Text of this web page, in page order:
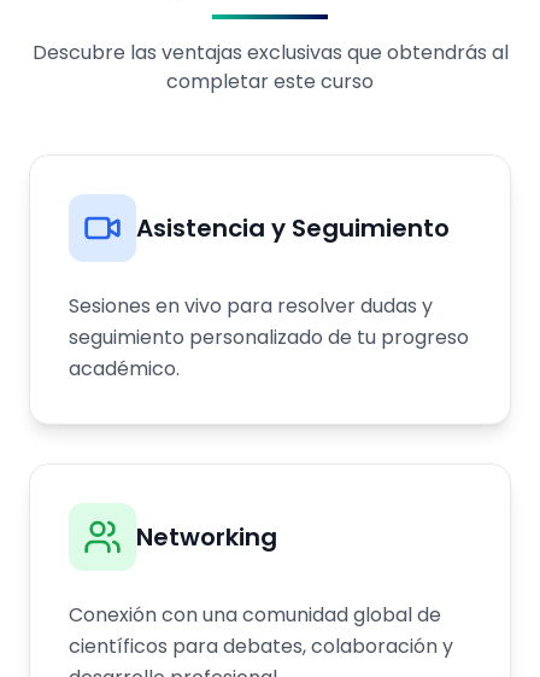
Descubre las ventajas exclusivas que obtendrás al
completar este curso
Asistencia y Seguimiento
Sesiones en vivo para resolver dudas y
seguimiento personalizado de tu progreso
académico.
Networking
Conexión con una comunidad global de
científicos para debates, colaboración y